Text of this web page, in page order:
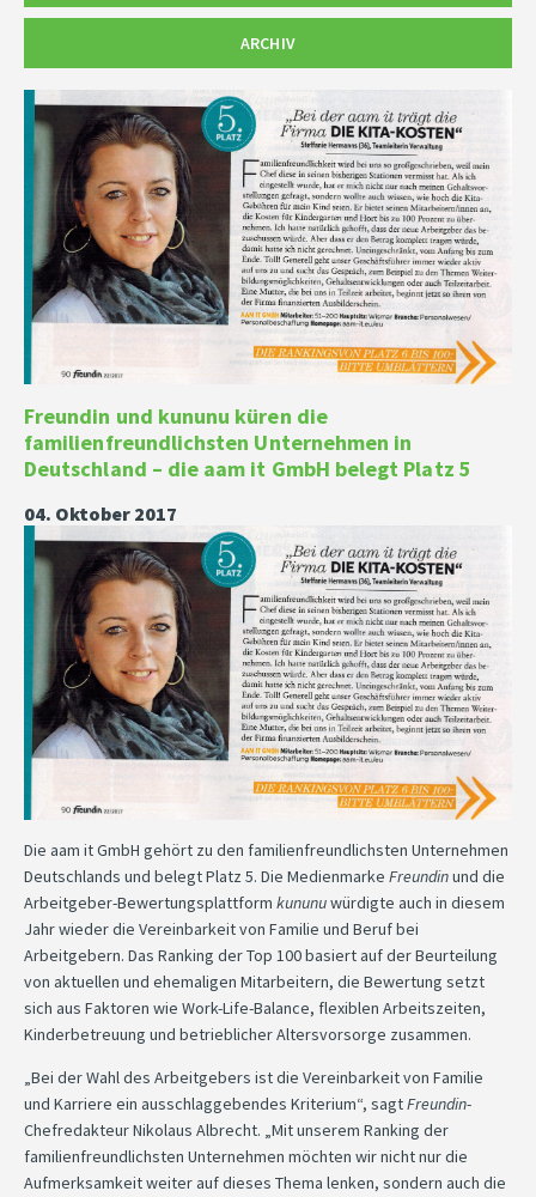
ARCHIV
Freundin und kununu küren die
familienfreundlichsten Unternehmen in
Deutschland – die aam it GmbH belegt Platz 5
04. Oktober 2017
Die aam it GmbH gehört zu den familienfreundlichsten Unternehmen
Deutschlands und belegt Platz 5. Die Medienmarke Freundinund die
Arbeitgeber-Bewertungsplattform kununuwürdigte auch in diesem
Jahr wieder die Vereinbarkeit von Familie und Beruf bei
Arbeitgebern. Das Ranking der Top 100 basiert auf der Beurteilung
von aktuellen und ehemaligen Mitarbeitern, die Bewertung setzt
sich aus Faktoren wie Work-Life-Balance, flexiblen Arbeitszeiten,
Kinderbetreuung und betrieblicher Altersvorsorge zusammen.
„Bei der Wahl des Arbeitgebers ist die Vereinbarkeit von Familie
und Karriere ein ausschlaggebendes Kriterium“, sagtFreundin-
Chefredakteur Nikolaus Albrecht. „Mit unserem Ranking der
familienfreundlichsten Unternehmen möchten wir nicht nur die
Aufmerksamkeit weiter auf dieses Thema lenken, sondern auch die